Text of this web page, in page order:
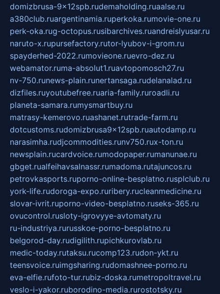
domizbrusa-9x12spb.rudemaholding.ruaalse.ru
a380club.ruargentinamia.ruperkoka.rumovie-one.ru
perk-oka.rug-octopus.rusibarchives.ruandreislyusar.ru
naruto-x.rupursefactory.rutor-lyubov-i-grom.ru
spayderhed-2022.rumovieone.ruevro-dez.ru
webamator.ruma-absolut1.ruavtopomosch27.ru
nv-750.runews-plain.runertansaga.rudelanalad.ru
dizfiles.ruyoutubefree.ruaria-family.ruroadli.ru
planeta-samara.rumysmartbuy.ru
matrasy-kemerovo.ruashanet.rutrade-farm.ru
dotcustoms.rudomizbrusa9x12spb.ruautodamp.ru
narasimha.rudjcommodities.runv750.rux-ton.ru
newsplain.rucardvoice.rumodopaper.rumanunae.ru
gbget.rualfeihavsalnassr.rumadoma.rutajuncos.ru
petrovkasports.ruporno-online-besplatno.rusplclub.ru
york-life.rudoroga-expo.ruribery.rucleanmedicine.ru
slovar-ivrit.ruporno-video-besplatno.ruseks-365.ru
ovucontrol.rusloty-igrovyye-avtomaty.ru
ru-industriya.rurusskoe-porno-besplatno.ru
belgorod-day.rudigilith.rupichkurovlab.ru
medic-today.rutaksu.rucomp123.rudon-ykt.ru
teensvoice.ruimgsharing.rudomashnee-porno.ru
eva-elfie.rufoto-tur.rubiz-doska.rumetropoltravel.ru
veslo-i-yakor.ruborodino-media.rurostotsky.ru